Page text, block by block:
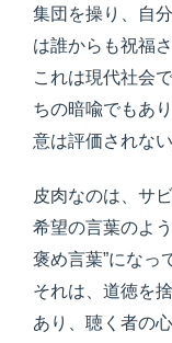
集団を操り、自
は誰からも祝福
これは現代社会
ちの暗喩でもあ
意は評価されな
皮肉なのは、サ
希望の言葉のよ
褒め言葉”になっ
それは、道徳を
あり、聴く者の